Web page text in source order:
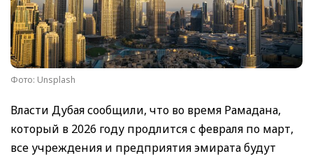
Фото: Unsplash
Власти Дубая сообщили, что во время Рамадана,
который в 2026 году продлится с февраля по март,
все учреждения и предприятия эмирата будут